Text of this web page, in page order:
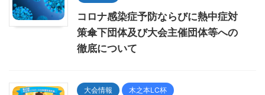
コロナ感染症予防ならびに熱中症対
策傘下団体及び大会主催団体等への
徹底について
大会情報 木之本LC杯